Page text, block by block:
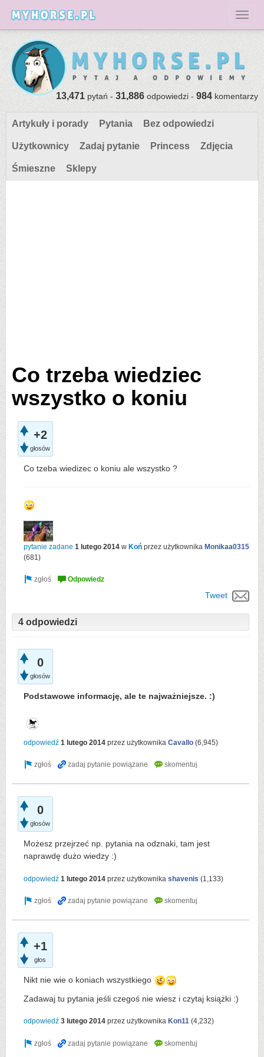
13,471pytań -31,886odpowiedzi -984komentarzy
Artykuły i porady Pytania Bez odpowiedzi
Użytkownicy Zadaj pytanie Princess Zdjęcia
Śmieszne Sklepy
Co trzeba wiedziec
wszystko o koniu
+2
głosów
Co tzeba wiedizec o koniu ale wszystko ?
pytanie zadane 1 lutego 2014 w Koń przez użytkownika Monikaa0315
(681)
Tweet
4 odpowiedzi
0
głosów
Podstawowe informację, ale te najważniejsze. :)
odpowiedź 1 lutego 2014 przez użytkownika Cavallo (6,945)
0
głosów
Możesz przejrzeć np. pytania na odznaki, tam jest
naprawdę dużo wiedzy :)
odpowiedź 1 lutego 2014 przez użytkownika shavenis (1,133)
+1
głos
Nikt nie wie o koniach wszystkiego
Zadawaj tu pytania jeśli czegoś nie wiesz i czytaj książki :)
odpowiedź 3 lutego 2014 przez użytkownika Kon11 (4,232)